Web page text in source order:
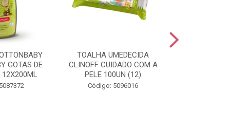
GOTAS DE
TOALHA UMEDECIDA
CLINOFF CUIDADO COM A
PELE 100UN (12)
Código: 5096016